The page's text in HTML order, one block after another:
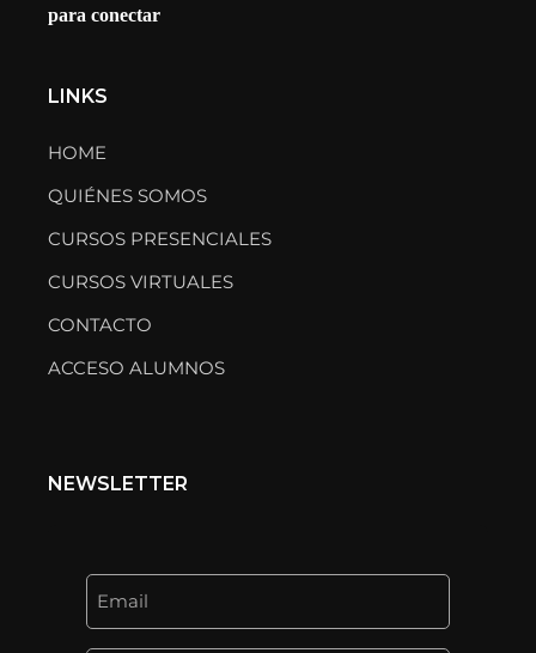
para conectar
LINKS
HOME
QUIÉNES SOMOS
CURSOS PRESENCIALES
CURSOS VIRTUALES
CONTACTO
ACCESO ALUMNOS
NEWSLETTER